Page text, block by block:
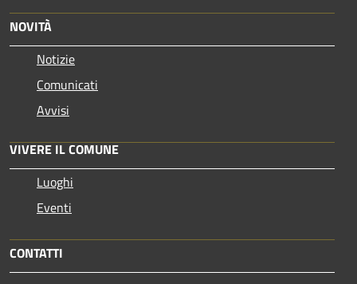
NOVITÀ
Notizie
Comunicati
Avvisi
VIVERE IL COMUNE
Luoghi
Eventi
CONTATTI